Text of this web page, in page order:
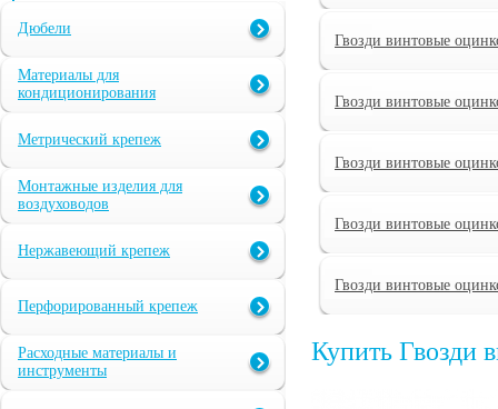
Дюбели
Материалы для
кондиционирования
Метрический крепеж
Монтажные изделия для
воздуховодов
Нержавеющий крепеж
Перфорированный крепеж
Расходные материалы и
инструменты
Гвозди винтовые
Гвозди винтовые
Гвозди винтовые
Гвозди винтовые
Гвозди винтовые
Купить Гвозди